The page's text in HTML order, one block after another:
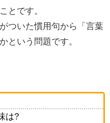
とです。
ついた慣用句から「言葉
という問題です。
は?